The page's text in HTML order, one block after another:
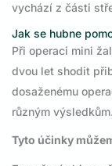
vychází z části
Jak se hubne
Při operaci mini
dvou let shodit
dosaženému
různým výsledkům.
Tyto účinky